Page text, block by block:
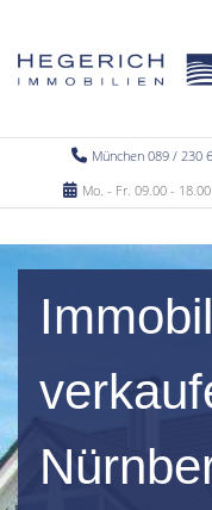
München 089 / 230
Mo. - Fr. 09.00 -